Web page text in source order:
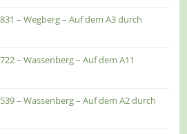
– Wegberg – Auf dem A3 durch
– Wassenberg – Auf dem A11
– Wassenberg – Auf dem A2 durch